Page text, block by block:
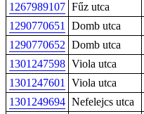
1267989107 Fűz utca
1290770651
Domb utca
1290770652 Domb utca
1301247598 Viola utca
1301247601
Viola utca
1301249694 Nefelejcs utca